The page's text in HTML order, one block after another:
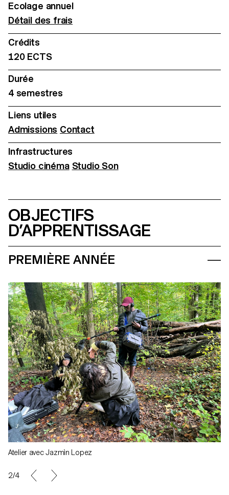
Ecolage annuel
Détail des frais
Crédits
120 ECTS
Durée
4 semestres
Liens utiles
Admissions Contact
Infrastructures
Studio cinéma Studio Son
OBJECTIFS
D’APPRENTISSAGE
PREMIÈRE ANNÉE
Vuk Vukmanović, student in Master cinema - major
Sound, on the set of "Red Jungle" by Juan José Lozano
and Zoltán Horváth, 2019 (prod. Intermezzo Films;
Dolce Vita Films; Nadasdy Films & Tchack)
3/4